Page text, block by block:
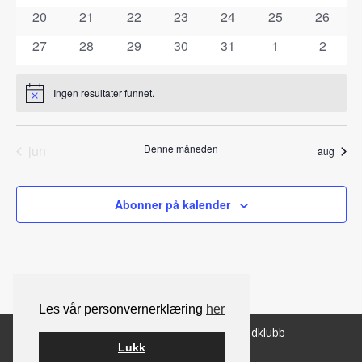
Les vår personvernerklæring her
Lukk
0
20
0
21
0
22
0
23
0
24
0
25
0
26
0
27
0
28
0
29
0
30
0
31
0
1
0
2
Notice Ingen resultater funnet.
jun Denne måneden aug
Abonner på kalender
© 2026 Norsk Berner Sennenhundklubb